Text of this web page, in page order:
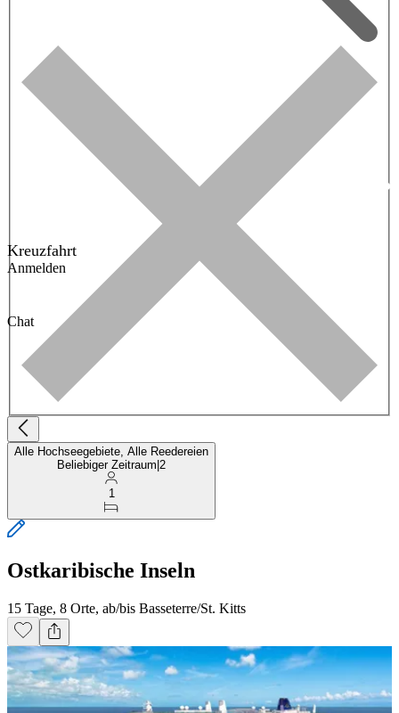
Kreuzfahrt
Anmelden
Chat
Alle Hochseegebiete, Alle Reedereien
Beliebiger Zeitraum 2
1
Ostkaribische Inseln
15 Tage, 8 Orte, ab/bis Basseterre/St. Kitts